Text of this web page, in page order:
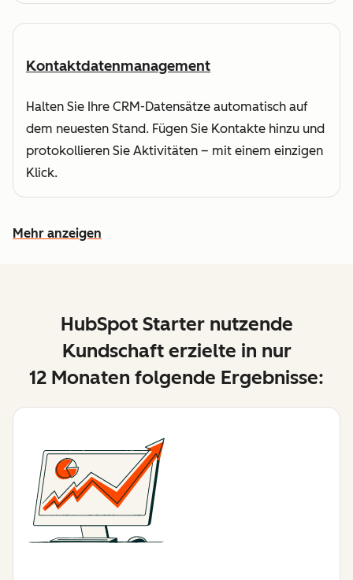
Kontaktdatenmanagement
Halten Sie Ihre CRM-Datensätze automatisch auf
dem neuesten Stand. Fügen Sie Kontakte hinzu und
protokollieren Sie Aktivitäten – mit einem einzigen
Klick.
Mehr anzeigen
Weitere Funktionen ansehen
HubSpot Starter nutzende
Kundschaft erzielte in nur
12 Monaten folgende Ergebnisse: